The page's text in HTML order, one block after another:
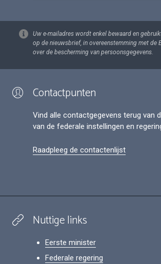
Uw e-mailadres wordt enkel bewaard en
op de nieuwsbrief, in overeenstemming met de
over de bescherming van persoonsgegevens.
Contactpunten
Vind alle contactgegevens terug van
van de federale instellingen en
Raadpleeg de contactenlijst
Nuttige links
Eerste minister
Federale regering